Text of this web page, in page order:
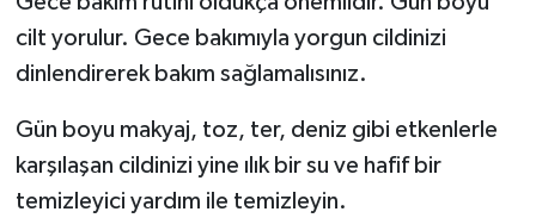
cilt yorulur. Gece bakımıyla yorgun cildinizi
dinlendirerek bakım sağlamalısınız.
Gün boyu makyaj, toz, ter, deniz gibi etkenlerle
karşılaşan cildinizi yine ılık bir su ve hafif bir
temizleyici yardım ile temizleyin.